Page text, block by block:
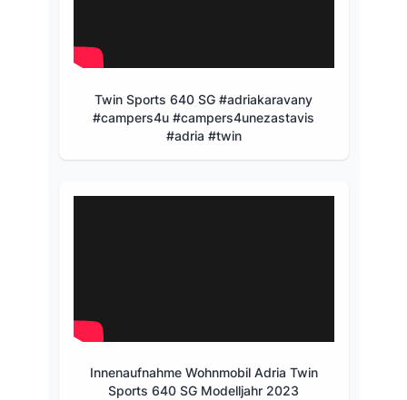
Twin Sports 640 SG #adriakaravany
#campers4u #campers4unezastavis
#adria #twin
Innenaufnahme Wohnmobil Adria Twin
Sports 640 SG Modelljahr 2023